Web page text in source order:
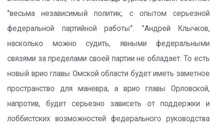
"весьма независимый политик, с опытом серьезной
федеральной партийной работы". "Андрей Клычков,
насколько можно судить, явными федеральными
связями за пределами своей партии не обладает. То есть
новый врио главы Омской области будет иметь заметное
пространство для маневра, а врио главы Орловской,
напротив, будет серьезно зависеть от поддержки и
лоббистских возможностей федерального руководства